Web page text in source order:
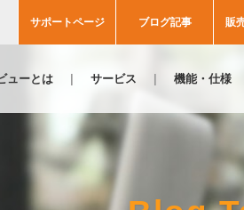
サポートページ ブログ記事 販
ューとは サービス 機能・仕様